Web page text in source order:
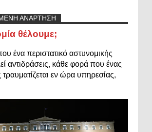
ΑΝΑΡΤΗΣΗ
θέλουμε;
ένα περιστατικό αστυνομικής
αντιδράσεις, κάθε φορά που ένας
τραυματίζεται εν ώρα υπηρεσίας,